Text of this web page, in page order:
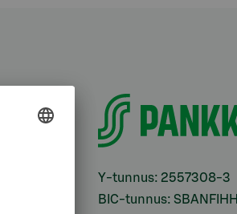
Y-tunnus: 2557308-3
BIC-tunnus: SBANFIHH